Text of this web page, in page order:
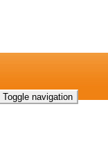
Toggle navigation